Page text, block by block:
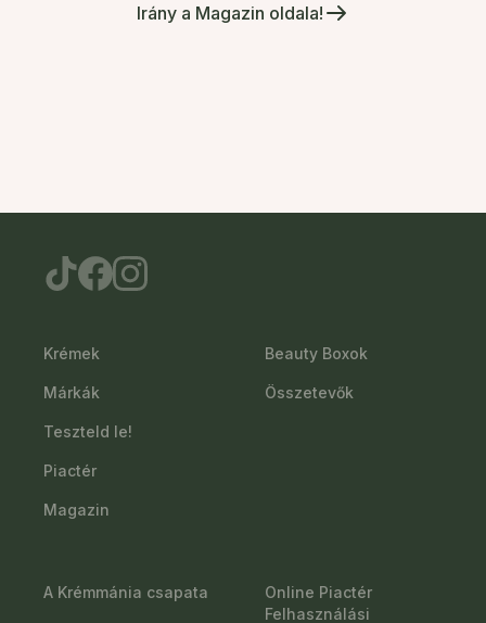
Irány a Magazin oldala!
Krémek
Márkák
Teszteld le!
Piactér
Magazin
Beauty Boxok
Összetevők
A Krémmánia csapata
Online Piactér
Felhasználási